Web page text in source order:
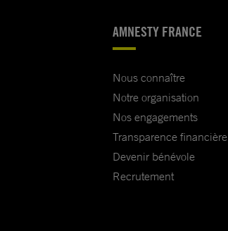
AMNESTY FRANCE
Nous connaître
Notre organisation
Nos engagements
Transparence financière
Devenir bénévole
Recrutement